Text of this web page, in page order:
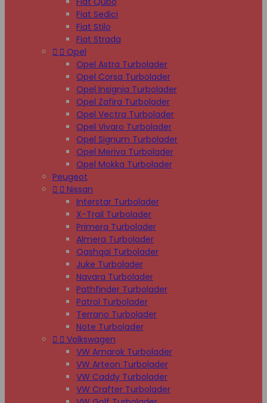
Fiat Sedici
Fiat Stilo
Fiat Strada
  Opel
Opel Astra Turbolader
Opel Corsa Turbolader
Opel Insignia Turbolader
Opel Zafira Turbolader
Opel Vectra Turbolader
Opel Vivaro Turbolader
Opel Signum Turbolader
Opel Meriva Turbolader
Opel Mokka Turbolader
Peugeot
  Nissan
Interstar Turbolader
X-Trail Turbolader
Primera Turbolader
Almera Turbolader
Qashqai Turbolader
Juke Turbolader
Navara Turbolader
Pathfinder Turbolader
Patrol Turbolader
Terrano Turbolader
Note Turbolader
  Volkswagen
VW Amarok Turbolader
VW Arteon Turbolader
VW Caddy Turbolader
VW Crafter Turbolader